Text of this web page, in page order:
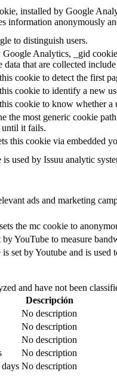
installed by Google
information anonymously
to distinguish users.
Analytics, _gid
data that are collected
cookie to detect the first
cookie to identify a new
cookie to know whether
the most generic cookie
until it fails.
this cookie via embedded
used by Issuu analytic
ads and marketing
the mc cookie to
YouTube to measure
set by Youtube and is used
and have not been
Descripción
No description
No description
No description
No description
No description